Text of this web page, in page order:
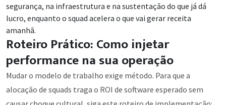
segurança, na infraestrutura e na sustentação do que já dá
lucro, enquanto o squad acelera o que vai gerar receita
amanhã.
Roteiro Prático: Como injetar
performance na sua operação
Mudar o modelo de trabalho exige método. Para que a
alocação de squads traga o ROI de software esperado sem